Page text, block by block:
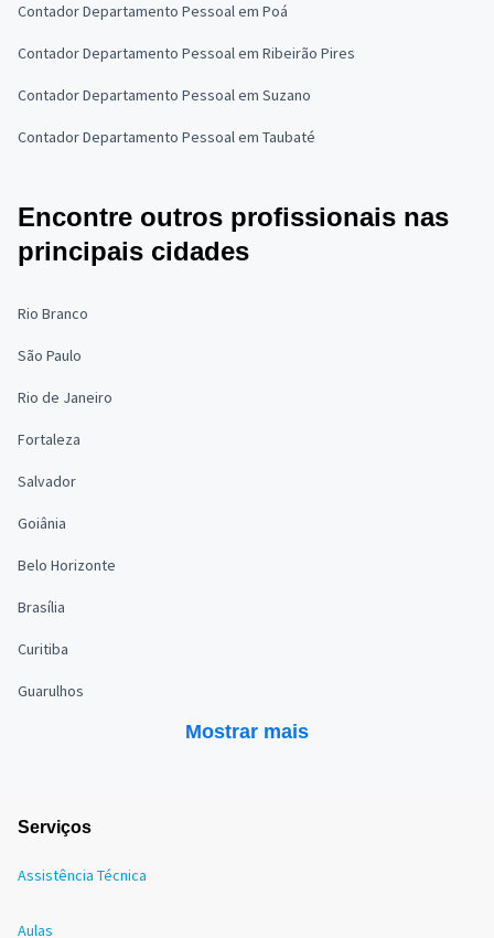
Contador Departamento Pessoal em Poá
Contador Departamento Pessoal em Ribeirão Pires
Contador Departamento Pessoal em Suzano
Contador Departamento Pessoal em Taubaté
Encontre outros profissionais nas
principais cidades
Rio Branco
São Paulo
Rio de Janeiro
Fortaleza
Salvador
Goiânia
Belo Horizonte
Brasília
Curitiba
Guarulhos
Mostrar mais
Serviços
Assistência Técnica
Aulas